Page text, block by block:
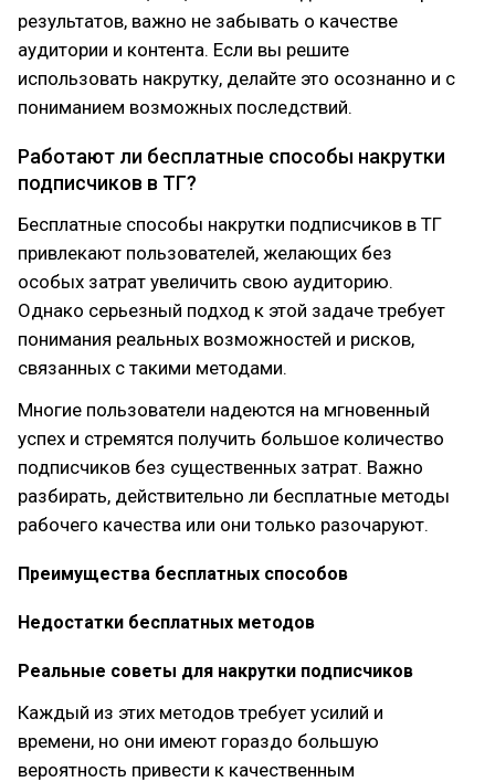
результатов, важно не забывать о качестве
аудитории и контента. Если вы решите
использовать накрутку, делайте это осознанно и с
пониманием возможных последствий.
Работают ли бесплатные способы накрутки
подписчиков в ТГ?
Бесплатные способы накрутки подписчиков в ТГ
привлекают пользователей, желающих без
особых затрат увеличить свою аудиторию.
Однако серьезный подход к этой задаче требует
понимания реальных возможностей и рисков,
связанных с такими методами.
Многие пользователи надеются на мгновенный
успех и стремятся получить большое количество
подписчиков без существенных затрат. Важно
разбирать, действительно ли бесплатные методы
рабочего качества или они только разочаруют.
Преимущества бесплатных способов
Недостатки бесплатных методов
Реальные советы для накрутки подписчиков
Каждый из этих методов требует усилий и
времени, но они имеют гораздо большую
вероятность привести к качественным